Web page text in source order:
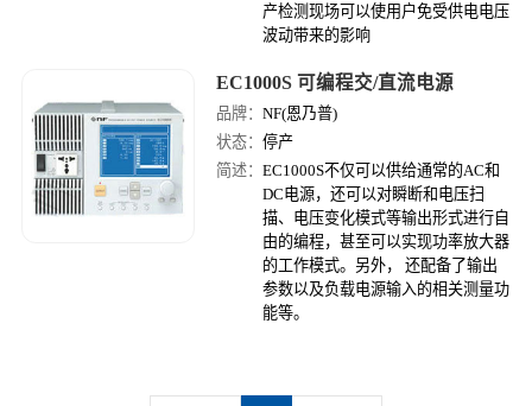
产检测现场可以使用户免受供电电压
波动带来的影响
EC1000S 可编程交/直流电源
品牌：NF(恩乃普)
状态：停产
简述：EC1000S不仅可以供给通常的AC和
DC电源，还可以对瞬断和电压扫
描、电压变化模式等输出形式进行自
由的编程，甚至可以实现功率放大器
的工作模式。另外， 还配备了输出
参数以及负载电源输入的相关测量功
能等。